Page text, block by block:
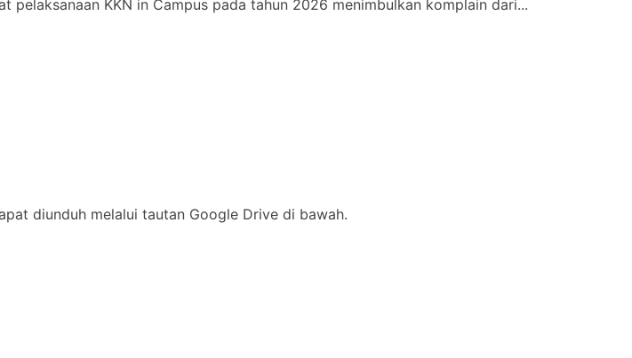
KKN in Campus pada tahun 2026 menimbulkan komplain dari...
diunduh melalui tautan Google Drive di bawah.